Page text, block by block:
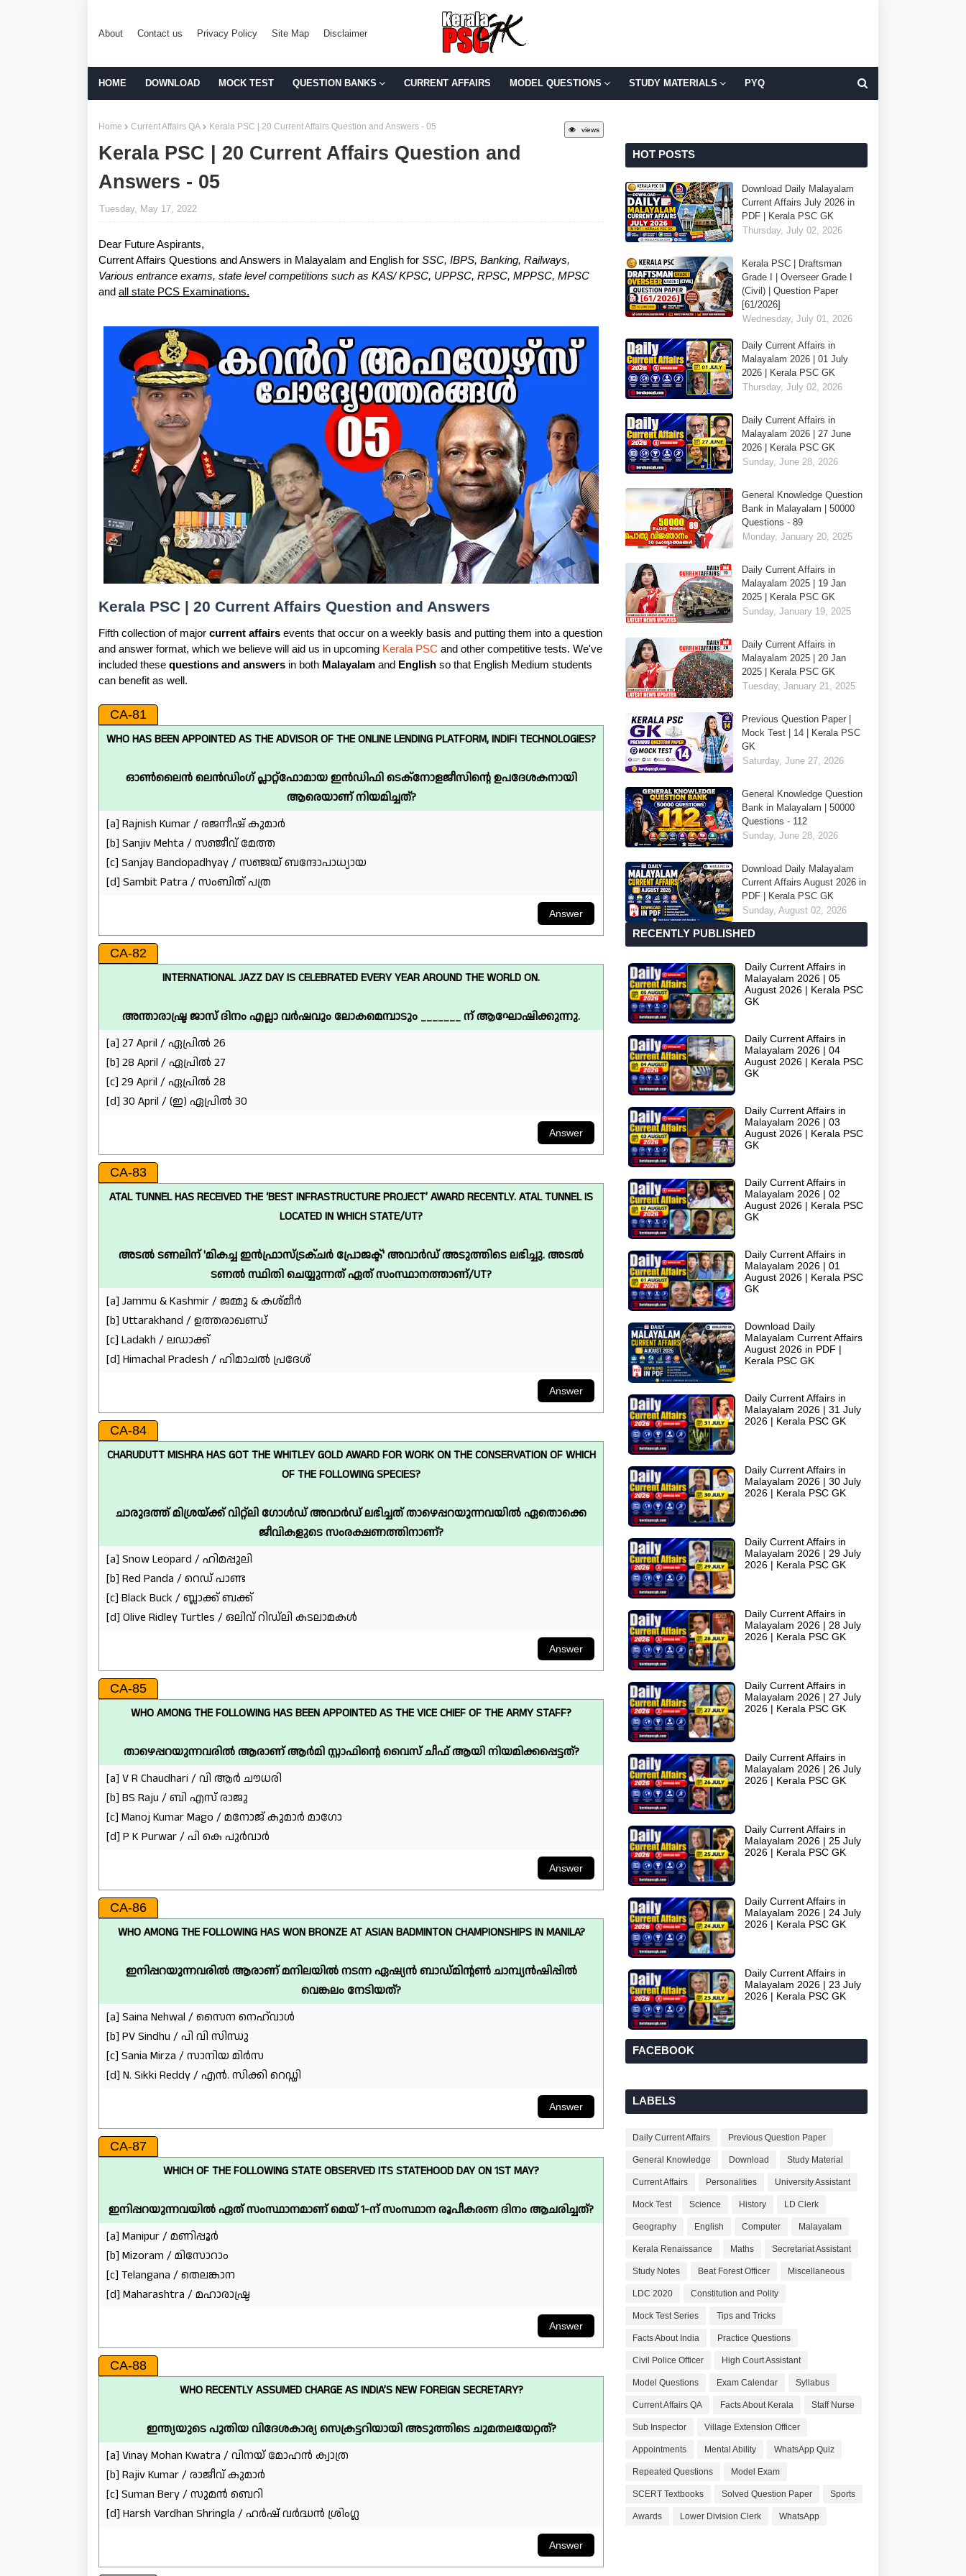
About Contact us Privacy Policy Site Map Disclaimer
HOME DOWNLOAD MOCK TEST QUESTION BANKS CURRENT AFFAIRS MODEL QUESTIONS STUDY MATERIALS PYQ
views
Home Current Affairs QA Kerala PSC | 20 Current Affairs Question and Answers - 05
Kerala PSC | 20 Current Affairs Question and
Answers - 05
Tuesday, May 17, 2022
Dear Future Aspirants,
Current Affairs Questions and Answers in Malayalam and English for SSC, IBPS, Banking, Railways,
Various entrance exams, state level competitions such as KAS/ KPSC, UPPSC, RPSC, MPPSC, MPSC
and all state PCS Examinations.
Kerala PSC | 20 Current Affairs Question and Answers
Fifth collection of major current affairs events that occur on a weekly basis and putting them into a question
and answer format, which we believe will aid us in upcoming Kerala PSC and other competitive tests. We've
included these questions and answers in both Malayalam and English so that English Medium students
can benefit as well.
CA-81
WHO HAS BEEN APPOINTED AS THE ADVISOR OF THE ONLINE LENDING PLATFORM, INDIFI TECHNOLOGIES?
ഓൺലൈൻ ലെൻഡിംഗ് പ്ലാറ്റ്‌ഫോമായ ഇൻഡിഫി ടെക്‌നോളജീസിന്റെ ഉപദേശകനായി
ആരെയാണ് നിയമിച്ചത്?
[a] Rajnish Kumar / രജനീഷ് കുമാർ
[b] Sanjiv Mehta / സഞ്ജീവ് മേത്ത
[c] Sanjay Bandopadhyay / സഞ്ജയ് ബന്ദോപാധ്യായ
[d] Sambit Patra / സംബിത് പത്ര
CA-82
INTERNATIONAL JAZZ DAY IS CELEBRATED EVERY YEAR AROUND THE WORLD ON.
അന്താരാഷ്ട്ര ജാസ് ദിനം എല്ലാ വർഷവും ലോകമെമ്പാടും _______ ന് ആഘോഷിക്കുന്നു.
[a] 27 April / ഏപ്രിൽ 26
[b] 28 April / ഏപ്രിൽ 27
[c] 29 April / ഏപ്രിൽ 28
[d] 30 April / (ഇ) ഏപ്രിൽ 30
CA-83
ATAL TUNNEL HAS RECEIVED THE ‘BEST INFRASTRUCTURE PROJECT’ AWARD RECENTLY. ATAL TUNNEL IS
LOCATED IN WHICH STATE/UT?
അടൽ ടണലിന് 'മികച്ച ഇൻഫ്രാസ്ട്രക്ചർ പ്രോജക്ട്' അവാർഡ് അടുത്തിടെ ലഭിച്ചു. അടൽ
ടണൽ സ്ഥിതി ചെയ്യുന്നത് ഏത് സംസ്ഥാനത്താണ്/UT?
[a] Jammu & Kashmir / ജമ്മു & കശ്മീർ
[b] Uttarakhand / ഉത്തരാഖണ്ഡ്
[c] Ladakh / ലഡാക്ക്
[d] Himachal Pradesh / ഹിമാചൽ പ്രദേശ്
CA-84
CHARUDUTT MISHRA HAS GOT THE WHITLEY GOLD AWARD FOR WORK ON THE CONSERVATION OF WHICH
OF THE FOLLOWING SPECIES?
ചാരുദത്ത് മിശ്രയ്ക്ക് വിറ്റ്‌ലി ഗോൾഡ് അവാർഡ് ലഭിച്ചത് താഴെപ്പറയുന്നവയിൽ ഏതൊക്കെ
ജീവികളുടെ സംരക്ഷണത്തിനാണ്?
[a] Snow Leopard / ഹിമപ്പുലി
[b] Red Panda / റെഡ് പാണ്ട
[c] Black Buck / ബ്ലാക്ക് ബക്ക്
[d] Olive Ridley Turtles / ഒലിവ് റിഡ്‌ലി കടലാമകൾ
CA-85
WHO AMONG THE FOLLOWING HAS BEEN APPOINTED AS THE VICE CHIEF OF THE ARMY STAFF?
താഴെപ്പറയുന്നവരിൽ ആരാണ് ആർമി സ്റ്റാഫിന്റെ വൈസ് ചീഫ് ആയി നിയമിക്കപ്പെട്ടത്?
[a] V R Chaudhari / വി ആർ ചൗധരി
[b] BS Raju / ബി എസ് രാജു
[c] Manoj Kumar Mago / മനോജ് കുമാർ മാഗോ
[d] P K Purwar / പി കെ പുർവാർ
CA-86
WHO AMONG THE FOLLOWING HAS WON BRONZE AT ASIAN BADMINTON CHAMPIONSHIPS IN MANILA?
ഇനിപ്പറയുന്നവരിൽ ആരാണ് മനിലയിൽ നടന്ന ഏഷ്യൻ ബാഡ്മിന്റൺ ചാമ്പ്യൻഷിപ്പിൽ
വെങ്കലം നേടിയത്?
[a] Saina Nehwal / സൈന നെഹ്‌വാൾ
[b] PV Sindhu / പി വി സിന്ധു
[c] Sania Mirza / സാനിയ മിർസ
[d] N. Sikki Reddy / എൻ. സിക്കി റെഡ്ഡി
CA-87
WHICH OF THE FOLLOWING STATE OBSERVED ITS STATEHOOD DAY ON 1ST MAY?
ഇനിപ്പറയുന്നവയിൽ ഏത് സംസ്ഥാനമാണ് മെയ് 1-ന് സംസ്ഥാന രൂപീകരണ ദിനം ആചരിച്ചത്?
[a] Manipur / മണിപ്പൂർ
[b] Mizoram / മിസോറാം
[c] Telangana / തെലങ്കാന
[d] Maharashtra / മഹാരാഷ്ട്ര
CA-88
WHO RECENTLY ASSUMED CHARGE AS INDIA’S NEW FOREIGN SECRETARY?
ഇന്ത്യയുടെ പുതിയ വിദേശകാര്യ സെക്രട്ടറിയായി അടുത്തിടെ ചുമതലയേറ്റത്?
[a] Vinay Mohan Kwatra / വിനയ് മോഹൻ ക്വാത്ര
[b] Rajiv Kumar / രാജീവ് കുമാർ
[c] Suman Bery / സുമൻ ബെറി
[d] Harsh Vardhan Shringla / ഹർഷ് വർദ്ധൻ ശ്രിംഗ്ല
HOT POSTS
Download Daily Malayalam
Current Affairs July 2026 in
PDF | Kerala PSC GK
Thursday, July 02, 2026
Kerala PSC | Draftsman
Grade I | Overseer Grade I
(Civil) | Question Paper
[61/2026]
Wednesday, July 01, 2026
Daily Current Affairs in
Malayalam 2026 | 01 July
2026 | Kerala PSC GK
Thursday, July 02, 2026
Daily Current Affairs in
Malayalam 2026 | 27 June
2026 | Kerala PSC GK
Sunday, June 28, 2026
General Knowledge Question
Bank in Malayalam | 50000
Questions - 89
Monday, January 20, 2025
Daily Current Affairs in
Malayalam 2025 | 19 Jan
2025 | Kerala PSC GK
Sunday, January 19, 2025
Daily Current Affairs in
Malayalam 2025 | 20 Jan
2025 | Kerala PSC GK
Tuesday, January 21, 2025
Previous Question Paper |
Mock Test | 14 | Kerala PSC
GK
Saturday, June 27, 2026
General Knowledge Question
Bank in Malayalam | 50000
Questions - 112
Sunday, June 28, 2026
Download Daily Malayalam
Current Affairs August 2026 in
PDF | Kerala PSC GK
Sunday, August 02, 2026
RECENTLY PUBLISHED
Daily Current Affairs in
Malayalam 2026 | 05
August 2026 | Kerala PSC
GK
Daily Current Affairs in
Malayalam 2026 | 04
August 2026 | Kerala PSC
GK
Daily Current Affairs in
Malayalam 2026 | 03
August 2026 | Kerala PSC
GK
Daily Current Affairs in
Malayalam 2026 | 02
August 2026 | Kerala PSC
GK
Daily Current Affairs in
Malayalam 2026 | 01
August 2026 | Kerala PSC
GK
Download Daily
Malayalam Current Affairs
August 2026 in PDF |
Kerala PSC GK
Daily Current Affairs in
Malayalam 2026 | 31 July
2026 | Kerala PSC GK
Daily Current Affairs in
Malayalam 2026 | 30 July
2026 | Kerala PSC GK
Daily Current Affairs in
Malayalam 2026 | 29 July
2026 | Kerala PSC GK
Daily Current Affairs in
Malayalam 2026 | 28 July
2026 | Kerala PSC GK
Daily Current Affairs in
Malayalam 2026 | 27 July
2026 | Kerala PSC GK
Daily Current Affairs in
Malayalam 2026 | 26 July
2026 | Kerala PSC GK
Daily Current Affairs in
Malayalam 2026 | 25 July
2026 | Kerala PSC GK
Daily Current Affairs in
Malayalam 2026 | 24 July
2026 | Kerala PSC GK
Daily Current Affairs in
Malayalam 2026 | 23 July
2026 | Kerala PSC GK
FACEBOOK
LABELS
Daily Current Affairs Previous Question Paper
General Knowledge Download Study Material
Current Affairs Personalities University Assistant
Mock Test Science History LD Clerk
Geography English Computer Malayalam
Kerala Renaissance Maths Secretariat Assistant
Study Notes Beat Forest Officer Miscellaneous
LDC 2020 Constitution and Polity
Mock Test Series Tips and Tricks
Facts About India Practice Questions
Civil Police Officer High Court Assistant
Model Questions Exam Calendar Syllabus
Current Affairs QA Facts About Kerala Staff Nurse
Sub Inspector Village Extension Officer
Appointments Mental Ability WhatsApp Quiz
Repeated Questions Model Exam
SCERT Textbooks Solved Question Paper Sports
Awards Lower Division Clerk WhatsApp